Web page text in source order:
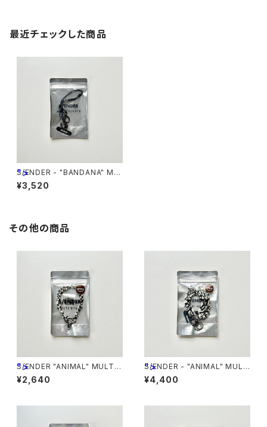
最近チェックした商品
">
S/ENDER - "BANDANA" MU
LTI HOLDER / SHORT <NA
VY>
¥3,520
その他の商品
">
S/ENDER "ANIMAL" MULTI
STRAP <MONO ZEBRA>
¥2,640
">
S/ENDER - "ANIMAL" MULT
I HOLDER <MONO ZEBRA>
¥4,400